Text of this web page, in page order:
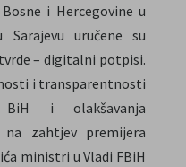
i Hercegovine u
Sarajevu uručene su
– digitalni potpisi.
i transparentnosti
BiH i olakšavanja
na zahtjev premijera
ministri u Vladi FBiH